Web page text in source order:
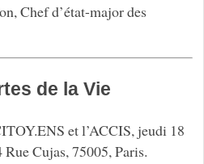
Chef d’état-major des
de la Vie
et l’ACCIS, jeudi 18
Cujas, 75005, Paris.